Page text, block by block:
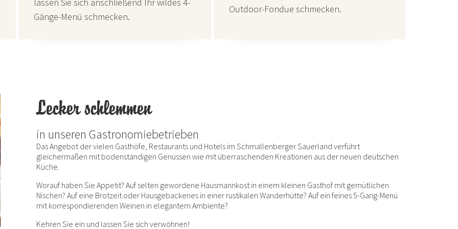
Gänge-Menü schmecken.
Outdoor-Fondue schmecken.
Lecker schlemmen
in unseren Gastronomiebetrieben
Das Angebot der vielen Gasthöfe, Restaurants und Hotels im Schmallenberger Sauerland verführt
gleichermaßen mit bodenständigen Genüssen wie mit überraschenden Kreationen aus der neuen deutschen
Küche.
Worauf haben Sie Appetit? Auf selten gewordene Hausmannkost in einem kleinen Gasthof mit gemütlichen
Nischen? Auf eine Brotzeit oder Hausgebackenes in einer rustikalen Wanderhütte? Auf ein feines 5-Gang-Menü
mit korrespondierenden Weinen in elegantem Ambiente?
Kehren Sie ein und lassen Sie sich verwöhnen!